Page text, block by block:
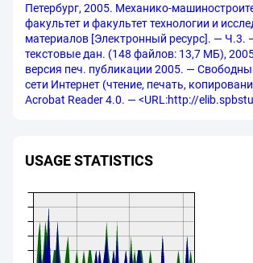
Петербург, 2005. Механико-
факультет и факультет технологии и
материалов [Электронный ресурс]. — Ч.3.
текстовые дан. (148 файлов: 13,7 МБ),
версия печ. публикации 2005. —
сети Интернет (чтение, печать,
Acrobat Reader 4.0. — <URL:http://
USAGE STATISTICS